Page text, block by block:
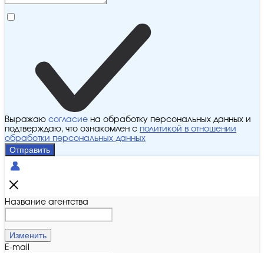
Выражаю согласие на обработку персональных данных и
подтверждаю, что ознакомлен с политикой в отношении
обработки персональных данных
Отправить
Название агентства
Изменить
E-mail